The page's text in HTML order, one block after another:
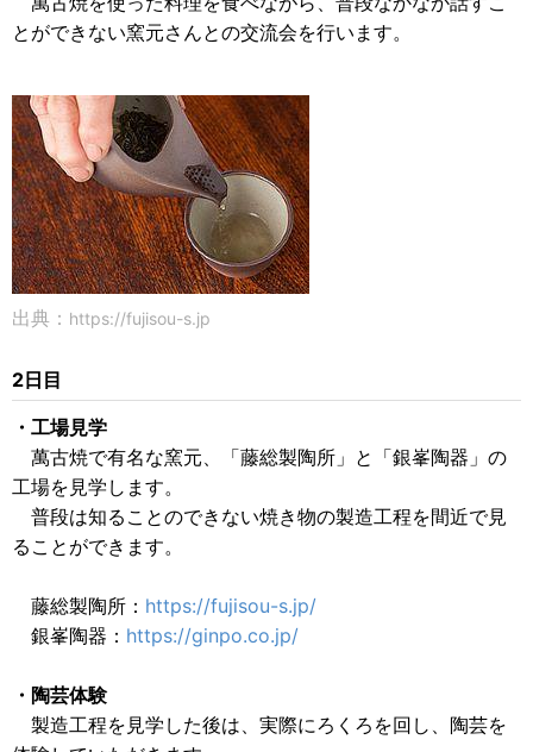
とができない窯元さんとの交流会を行います。
出典： https://fujisou-s.jp
2日目
・工場見学
萬古焼で有名な窯元、「藤総製陶所」と「銀峯陶器」の
工場を見学します。
普段は知ることのできない焼き物の製造工程を間近で見
ることができます。
藤総製陶所： https://fujisou-s.jp/
銀峯陶器： https://ginpo.co.jp/
・陶芸体験
製造工程を見学した後は、実際にろくろを回し、陶芸を